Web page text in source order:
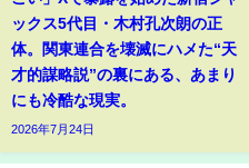
ックス5代目・木村孔次朗の正
体。関東連合を壊滅にハメた“天
才的謀略説”の裏にある、あまり
にも冷酷な現実。
2026年7月24日